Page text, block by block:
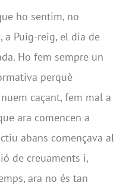
ho sentim, no
a Puig-reig, el dia de
Ho fem sempre un
perquè
caçant, fem mal a
ara comencen a
abans començava al
de creuaments i,
ara no és tan